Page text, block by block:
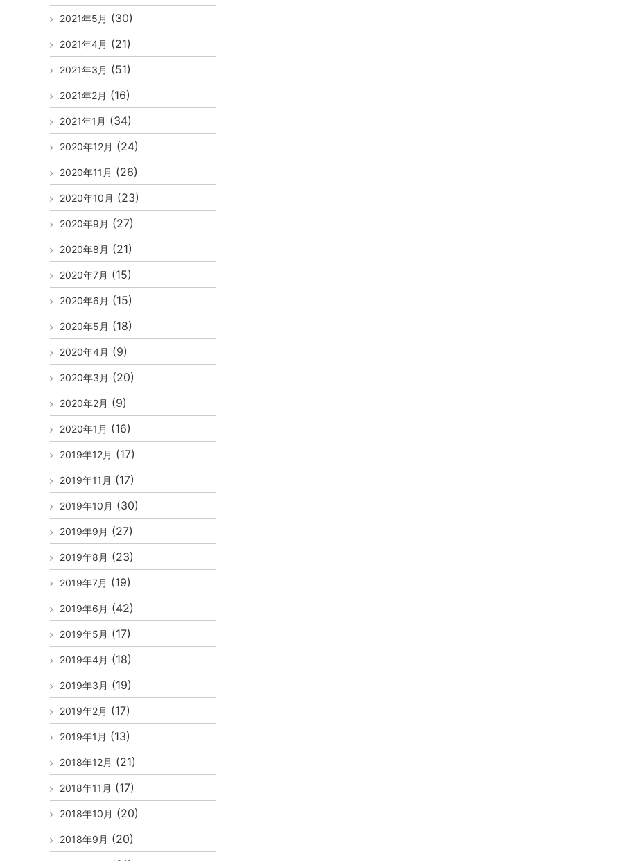
2021年5月 (30)
2021年4月 (21)
2021年3月 (51)
2021年2月 (16)
2021年1月 (34)
2020年12月 (24)
2020年11月 (26)
2020年10月 (23)
2020年9月 (27)
2020年8月 (21)
2020年7月 (15)
2020年6月 (15)
2020年5月 (18)
2020年4月 (9)
2020年3月 (20)
2020年2月 (9)
2020年1月 (16)
2019年12月 (17)
2019年11月 (17)
2019年10月 (30)
2019年9月 (27)
2019年8月 (23)
2019年7月 (19)
2019年6月 (42)
2019年5月 (17)
2019年4月 (18)
2019年3月 (19)
2019年2月 (17)
2019年1月 (13)
2018年12月 (21)
2018年11月 (17)
2018年10月 (20)
2018年9月 (20)